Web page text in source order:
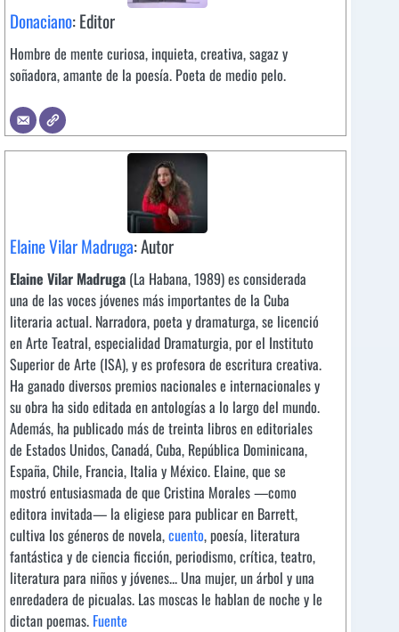
Donaciano: Editor
Hombre de mente curiosa, inquieta, creativa, sagaz y
soñadora, amante de la poesía. Poeta de medio pelo.
Elaine Vilar Madruga: Autor
Elaine Vilar Madruga (La Habana, 1989) es considerada
una de las voces jóvenes más importantes de la Cuba
literaria actual. Narradora, poeta y dramaturga, se licenció
en Arte Teatral, especialidad Dramaturgia, por el Instituto
Superior de Arte (ISA), y es profesora de escritura creativa.
Ha ganado diversos premios nacionales e internacionales y
su obra ha sido editada en antologías a lo largo del mundo.
Además, ha publicado más de treinta libros en editoriales
de Estados Unidos, Canadá, Cuba, República Dominicana,
España, Chile, Francia, Italia y México. Elaine, que se
mostró entusiasmada de que Cristina Morales —como
editora invitada— la eligiese para publicar en Barrett,
cultiva los géneros de novela,cuento, poesía, literatura
fantástica y de ciencia ficción, periodismo, crítica, teatro,
literatura para niños y jóvenes... Una mujer, un árbol y una
enredadera de picualas. Las moscas le hablan de noche y le
dictan poemas. Fuente